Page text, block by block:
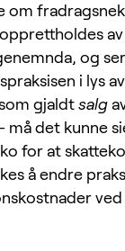
om
av
og
i lys
gjaldt salg
må det kunne
for at
å endre
ved